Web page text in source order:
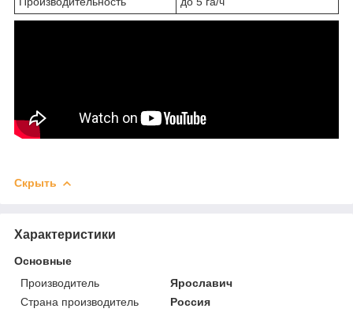
Скрыть
Характеристики
Основные
Производитель
Ярославич
Страна производитель
Россия